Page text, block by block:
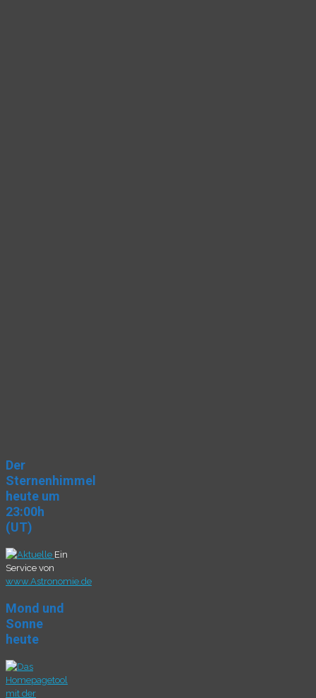
Der
Sternenhimmel
heute um
23:00h
(UT)
Ein
Service von
www.Astronomie.de
Mond und
Sonne
heute